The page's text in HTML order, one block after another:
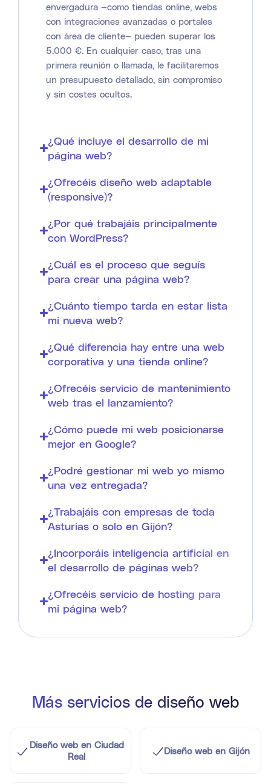
envergadura —como tiendas online, webs
con integraciones avanzadas o portales
con área de cliente— pueden superar los
5.000 €. En cualquier caso, tras una
primera reunión o llamada, le facilitaremos
un presupuesto detallado, sin compromiso
y sin costes ocultos.
¿Qué incluye el desarrollo de mi
página web?
¿Ofrecéis diseño web adaptable
(responsive)?
¿Por qué trabajáis principalmente
con WordPress?
¿Cuál es el proceso que seguís
para crear una página web?
¿Cuánto tiempo tarda en estar lista
mi nueva web?
¿Qué diferencia hay entre una web
corporativa y una tienda online?
¿Ofrecéis servicio de mantenimiento
web tras el lanzamiento?
¿Cómo puede mi web posicionarse
mejor en Google?
¿Podré gestionar mi web yo mismo
una vez entregada?
¿Trabajáis con empresas de toda
Asturias o solo en Gijón?
¿Incorporáis inteligencia artificial en
el desarrollo de páginas web?
¿Ofrecéis servicio de hosting para
mi página web?
Más servicios de diseño web
Diseño web en Ciudad
Real
Diseño web en Gijón